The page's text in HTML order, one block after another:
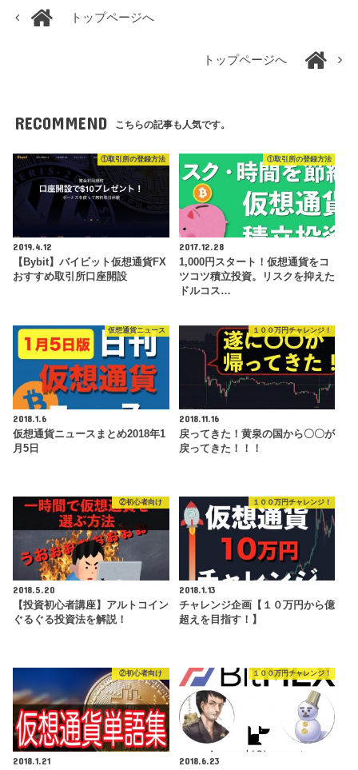
トップページへ
トップページへ
RECOMMEND こちらの記事も人気です。
①取引所の登録方法
2019.4.12
【Bybit】バイビット仮想通貨FX
おすすめ取引所口座開設
①取引所の登録方法
2017.12.28
1,000円スタート！仮想通貨をコ
ツコツ積立投資。リスクを抑えた
ドルコス…
仮想通貨ニュース
2018.1.6
仮想通貨ニュースまとめ2018年1
月5日
１００万円チャレンジ！
2018.11.16
戻ってきた！黄泉の国から〇〇が
戻ってきた！！！
②初心者向け
2018.5.20
【投資初心者講座】アルトコイン
ぐるぐる投資法を解説！
１００万円チャレンジ！
2018.1.13
チャレンジ企画【１０万円から億
超えを目指す！】
②初心者向け
2018.1.21
１００万円チャレンジ！
2018.6.23